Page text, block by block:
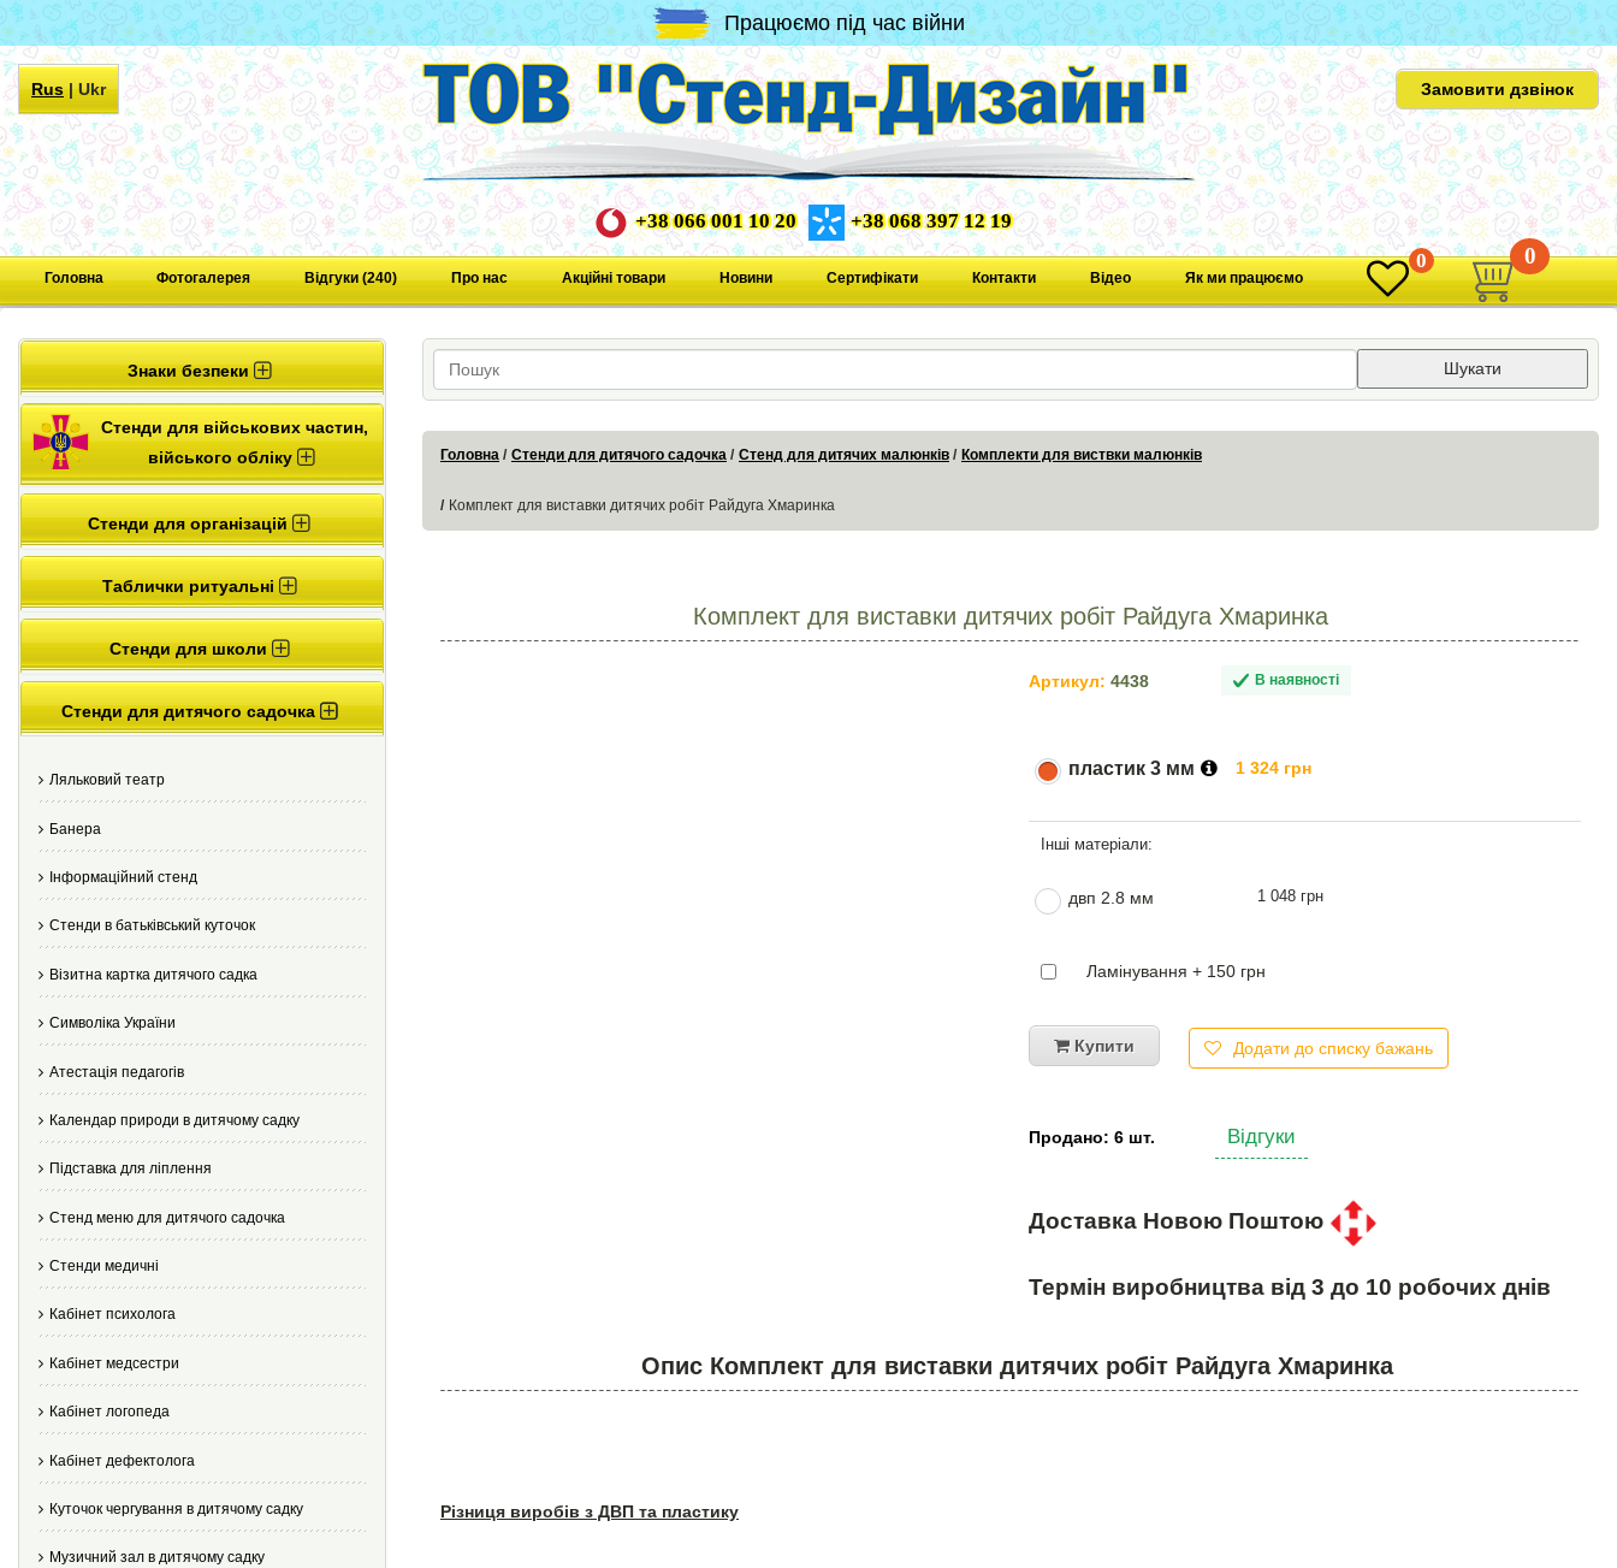
Працюємо під час війни
Rus|Ukr Замовити дзвінок
+38 066 001 10 20 +38 068 397 12 19
Головна Фотогалерея Відгуки (240) Про нас Акційні товари Новини Сертифікати Контакти Відео Як ми працюємо
0 0
Знаки безпеки
Стенди для військових частин,
війського обліку
Стенди для організацій
Таблички ритуальні
Стенди для школи
Стенди для дитячого садочка
Ляльковий театр
Банера
Інформаційний стенд
Стенди в батьківський куточок
Візитна картка дитячого садка
Cимволіка України
Атестація педагогів
Календар природи в дитячому садку
Підставка для ліплення
Стенд меню для дитячого садочка
Стенди медичні
Кабінет психолога
Кабінет медсестри
Кабінет логопеда
Кабінет дефектолога
Куточок чергування в дитячому садку
Музичний зал в дитячому садку
Шукати
Головна Стенди для дитячого садочка Стенд для дитячих малюнків Комплекти для виствки малюнків
Комплект для виставки дитячих робіт Райдуга Хмаринка
Комплект для виставки дитячих робіт Райдуга Хмаринка
Артикул: 4438 В наявності
пластик 3 мм 1 324 грн
двп 2.8 мм 1 048 грн
Ламінування + 150 грн
Купити Додати до списку бажань
Продано: 6 шт. Відгуки
Доставка Новою Поштою
Термін виробництва від 3 до 10 робочих днів
Опис Комплект для виставки дитячих робіт Райдуга Хмаринка
Різниця виробів з ДВП та пластику